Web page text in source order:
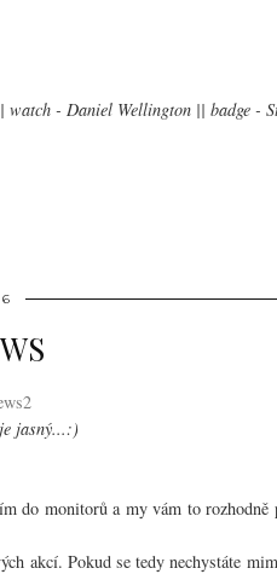
- Daniel Wellington || badge -
jasný...:)
do monitorů a my vám to rozhodně
akcí. Pokud se tedy nechystáte